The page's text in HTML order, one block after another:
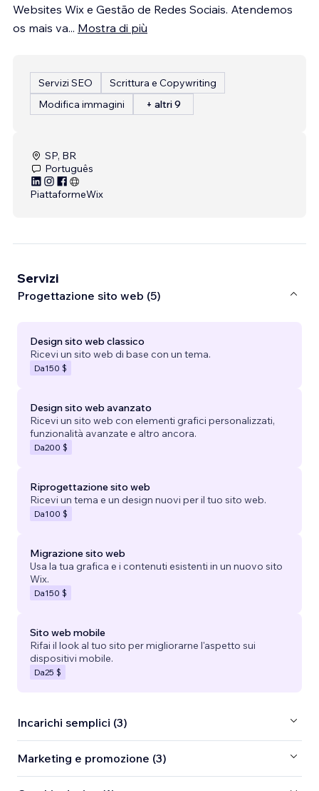
Websites Wix e Gestão de Redes Sociais. Atendemos
os mais va... Mostra di più
Servizi SEO
Scrittura e Copywriting
Modifica immagini
+ altri 9
SP, BR
Português
PiattaformeWix
Servizi
Progettazione sito web (5)
Design sito web classico
Ricevi un sito web di base con un tema.
Da150 $
Design sito web avanzato
Ricevi un sito web con elementi grafici personalizzati,
funzionalità avanzate e altro ancora.
Da200 $
Riprogettazione sito web
Ricevi un tema e un design nuovi per il tuo sito web.
Da100 $
Migrazione sito web
Usa la tua grafica e i contenuti esistenti in un nuovo sito
Wix.
Da150 $
Sito web mobile
Rifai il look al tuo sito per migliorarne l'aspetto sui
dispositivi mobile.
Da25 $
Incarichi semplici (3)
Marketing e promozione (3)